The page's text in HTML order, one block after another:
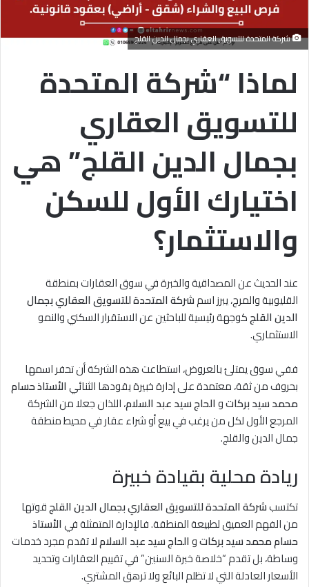
شركة المتحدة للتسويق العقاري بجمال الدين القلج
لماذا “شركة المتحدة
للتسويق العقاري
بجمال الدين القلج” هي
اختيارك الأول للسكن
والاستثمار؟
عند الحديث عن المصداقية والخبرة في سوق العقارات بمنطقة
القليوبية والمرج، يبرز اسمشركة المتحدة للتسويق العقاري بجمال
الدين القلجكوجهة رئيسية للباحثين عن الاستقرار السكني والنمو
الاستثماري.
ففي سوق يمتلئ بالعروض، استطاعت هذه الشركة أن تحفر اسمها
بحروف من ثقة، معتمدة على إدارة خبيرة يقودها الثنائيالأستاذ حسام
محمد سيد بركاتوالحاج سيد عبد السلام، اللذان جعلا من الشركة
المرجع الأول لكل من يرغب في بيع أو شراء عقار في محيط منطقة
جمال الدين والقلج.
ريادة محلية بقيادة خبيرة
تكتسبشركة المتحدة للتسويق العقاري بجمال الدين القلجقوتها
من الفهم العميق لطبيعة المنطقة. فالإدارة المتمثلة فيالأستاذ
حسام محمد سيد بركاتوالحاج سيد عبد السلاملا تقدم مجرد خدمات
وساطة، بل تقدم “خلاصة خبرة السنين” في تقييم العقارات وتحديد
الأسعار العادلة التي لا تظلم البائع ولا ترهق المشتري.